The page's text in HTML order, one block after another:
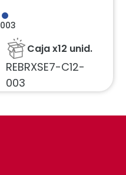
003
Caja x12 unid.
REBRXSE7-C12-
003